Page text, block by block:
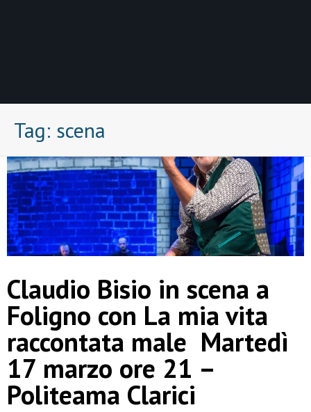
Tag: scena
Claudio Bisio in scena a
Foligno con La mia vita
raccontata male Martedì
17 marzo ore 21 –
Politeama Clarici